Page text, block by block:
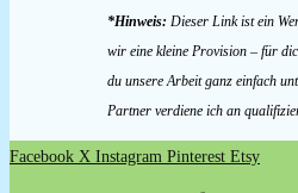
*Hinweis: Dieser Link ist ein
wir eine kleine Provision – für
du unsere Arbeit ganz einfach
Partner verdiene ich an
Facebook X Instagram Pinterest Etsy